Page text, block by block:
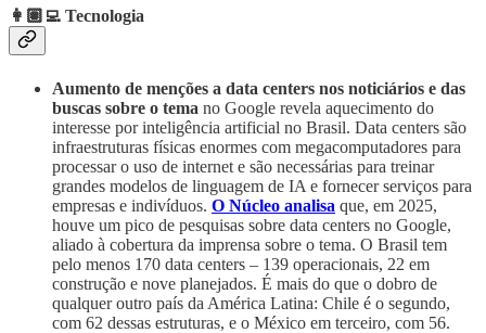
👩🏽‍💻 Tecnologia
Aumento de menções a data centers nos noticiários e das
buscas sobre o tema no Google revela aquecimento do
interesse por inteligência artificial no Brasil. Data centers são
infraestruturas físicas enormes com megacomputadores para
processar o uso de internet e são necessárias para treinar
grandes modelos de linguagem de IA e fornecer serviços para
empresas e indivíduos. O Núcleo analisa que, em 2025,
houve um pico de pesquisas sobre data centers no Google,
aliado à cobertura da imprensa sobre o tema. O Brasil tem
pelo menos 170 data centers – 139 operacionais, 22 em
construção e nove planejados. É mais do que o dobro de
qualquer outro país da América Latina: Chile é o segundo,
com 62 dessas estruturas, e o México em terceiro, com 56.